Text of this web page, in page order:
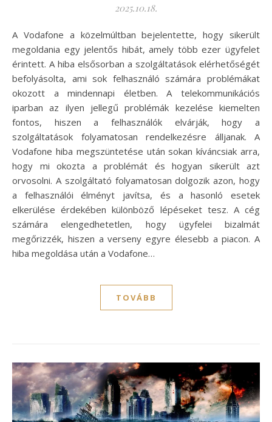
2025.10.18.
A Vodafone a közelmúltban bejelentette, hogy sikerült
megoldania egy jelentős hibát, amely több ezer ügyfelet
érintett. A hiba elsősorban a szolgáltatások elérhetőségét
befolyásolta, ami sok felhasználó számára problémákat
okozott a mindennapi életben. A telekommunikációs
iparban az ilyen jellegű problémák kezelése kiemelten
fontos, hiszen a felhasználók elvárják, hogy a
szolgáltatások folyamatosan rendelkezésre álljanak. A
Vodafone hiba megszüntetése után sokan kíváncsiak arra,
hogy mi okozta a problémát és hogyan sikerült azt
orvosolni. A szolgáltató folyamatosan dolgozik azon, hogy
a felhasználói élményt javítsa, és a hasonló esetek
elkerülése érdekében különböző lépéseket tesz. A cég
számára elengedhetetlen, hogy ügyfelei bizalmát
megőrizzék, hiszen a verseny egyre élesebb a piacon. A
hiba megoldása után a Vodafone…
TOVÁBB